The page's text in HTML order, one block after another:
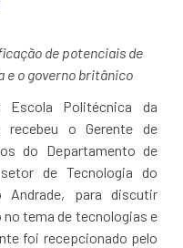
de potenciais de
e o governo britânico
Politécnica da
recebeu o Gerente de
do Departamento de
de Tecnologia do
Andrade, para discutir
tema de tecnologias e
foi recepcionado pelo